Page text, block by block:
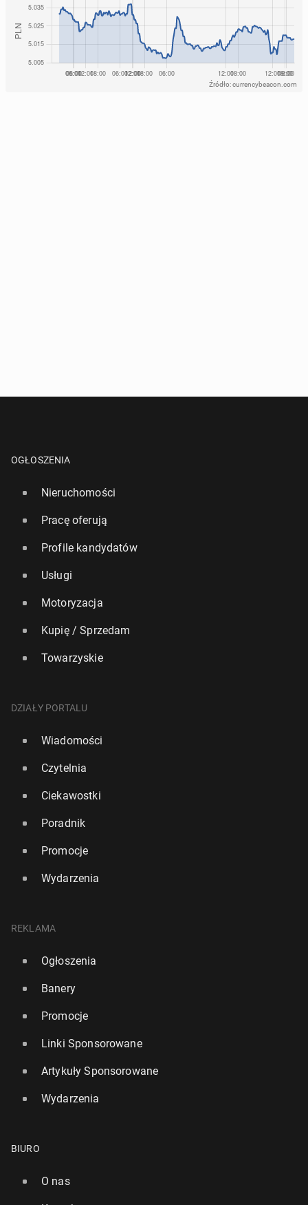
Źródło: currencybeacon.com
OGŁOSZENIA
Nieruchomości
Pracę oferują
Profile kandydatów
Usługi
Motoryzacja
Kupię / Sprzedam
Towarzyskie
DZIAŁY PORTALU
Wiadomości
Czytelnia
Ciekawostki
Poradnik
Promocje
Wydarzenia
REKLAMA
Ogłoszenia
Banery
Promocje
Linki Sponsorowane
Artykuły Sponsorowane
Wydarzenia
BIURO
O nas